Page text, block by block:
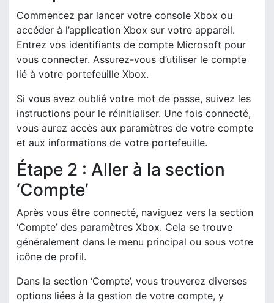
Commencez par lancer votre console Xbox ou
accéder à l’application Xbox sur votre appareil.
Entrez vos identifiants de compte Microsoft pour
vous connecter. Assurez-vous d’utiliser le compte
lié à votre portefeuille Xbox.
Si vous avez oublié votre mot de passe, suivez les
instructions pour le réinitialiser. Une fois connecté,
vous aurez accès aux paramètres de votre compte
et aux informations de votre portefeuille.
Étape 2 : Aller à la section
‘Compte’
Après vous être connecté, naviguez vers la section
‘Compte’ des paramètres Xbox. Cela se trouve
généralement dans le menu principal ou sous votre
icône de profil.
Dans la section ‘Compte’, vous trouverez diverses
options liées à la gestion de votre compte, y